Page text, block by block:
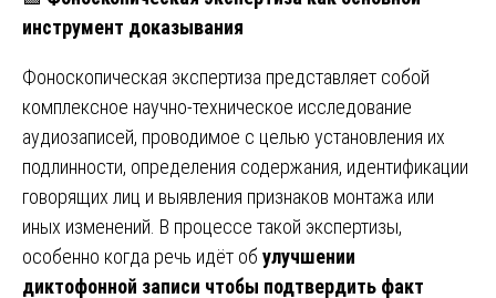
инструмент доказывания
Фоноскопическая экспертиза представляет собой
комплексное научно-техническое исследование
аудиозаписей, проводимое с целью установления их
подлинности, определения содержания, идентификации
говорящих лиц и выявления признаков монтажа или
иных изменений. В процессе такой экспертизы,
особенно когда речь идёт об улучшении
диктофонной записи чтобы подтвердить факт